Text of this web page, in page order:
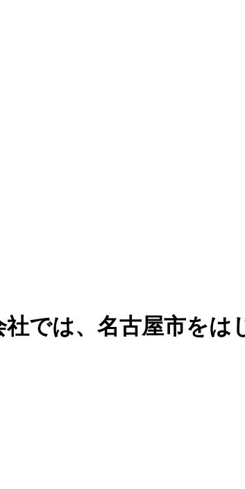
では、名古屋市をは